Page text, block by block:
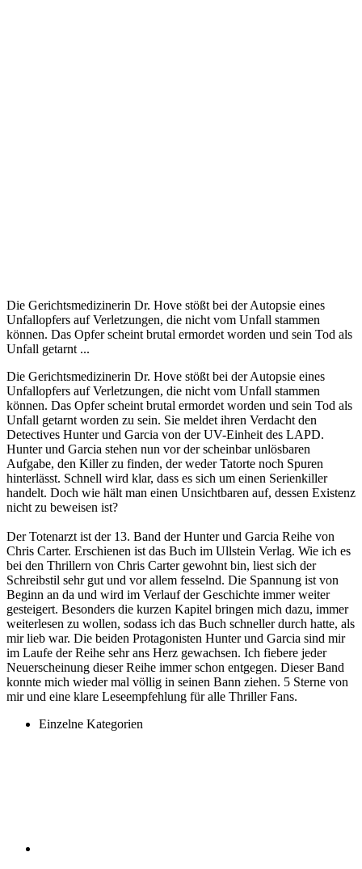
Die Gerichtsmedizinerin Dr. Hove stößt bei der Autopsie eines
Unfallopfers auf Verletzungen, die nicht vom Unfall stammen
können. Das Opfer scheint brutal ermordet worden und sein Tod als
Unfall getarnt ...
Die Gerichtsmedizinerin Dr. Hove stößt bei der Autopsie eines
Unfallopfers auf Verletzungen, die nicht vom Unfall stammen
können. Das Opfer scheint brutal ermordet worden und sein Tod als
Unfall getarnt worden zu sein. Sie meldet ihren Verdacht den
Detectives Hunter und Garcia von der UV-Einheit des LAPD.
Hunter und Garcia stehen nun vor der scheinbar unlösbaren
Aufgabe, den Killer zu finden, der weder Tatorte noch Spuren
hinterlässt. Schnell wird klar, dass es sich um einen Serienkiller
handelt. Doch wie hält man einen Unsichtbaren auf, dessen Existenz
nicht zu beweisen ist?
Der Totenarzt ist der 13. Band der Hunter und Garcia Reihe von
Chris Carter. Erschienen ist das Buch im Ullstein Verlag. Wie ich es
bei den Thrillern von Chris Carter gewohnt bin, liest sich der
Schreibstil sehr gut und vor allem fesselnd. Die Spannung ist von
Beginn an da und wird im Verlauf der Geschichte immer weiter
gesteigert. Besonders die kurzen Kapitel bringen mich dazu, immer
weiterlesen zu wollen, sodass ich das Buch schneller durch hatte, als
mir lieb war. Die beiden Protagonisten Hunter und Garcia sind mir
im Laufe der Reihe sehr ans Herz gewachsen. Ich fiebere jeder
Neuerscheinung dieser Reihe immer schon entgegen. Dieser Band
konnte mich wieder mal völlig in seinen Bann ziehen. 5 Sterne von
mir und eine klare Leseempfehlung für alle Thriller Fans.
Einzelne Kategorien